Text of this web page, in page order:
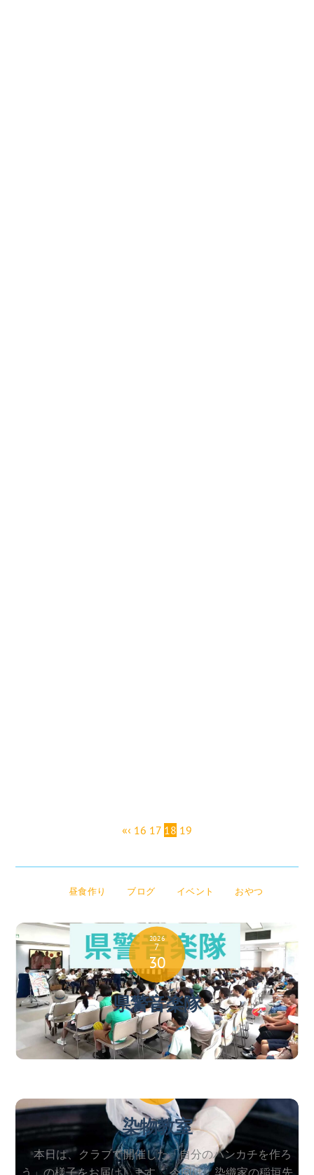
«‹ 16 17 18 19
昼食作り ブログ イベント おやつ
2026
7
30
県警音楽隊
2026
染物教室
本日は、クラブで開催した「自分のハンカチを作ろ
う」の様子をお届けします。 今回は、染織家の稲垣先